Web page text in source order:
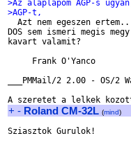
>Az alaplapom AGP-s
>AGP-t,
Azt nem egeszen
DOS sem ismeri megis
kavart valamit?
     Frank O'Yanco
___PMMail/2 2.00 - OS/
+ - Roland CM-32L (mind)
Sziasztok Gurulok!